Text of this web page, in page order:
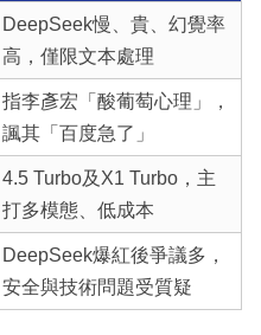
DeepSeek慢、貴、幻覺率
高，僅限文本處理
指李彥宏「酸葡萄心理」，
諷其「百度急了」
4.5 Turbo及X1 Turbo，主
打多模態、低成本
DeepSeek爆紅後爭議多，
安全與技術問題受質疑